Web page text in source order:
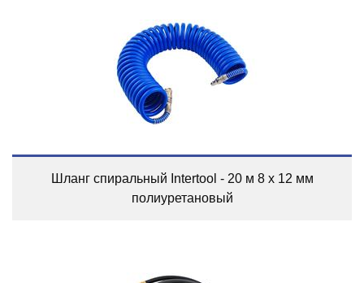
Шланг спиральный Intertool - 20 м 8 х 12 мм
полиуретановый